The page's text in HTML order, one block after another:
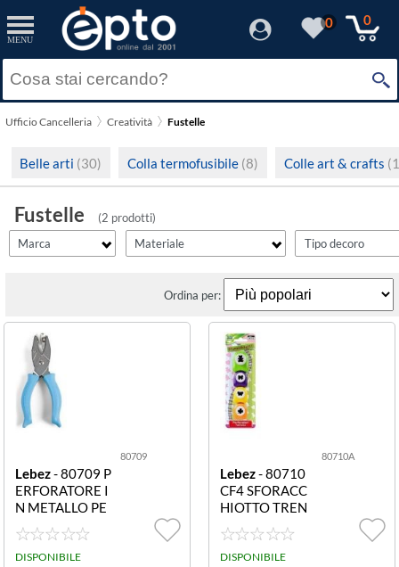
MENU
0 0
Ufficio Cancelleria Creatività Fustelle
Belle arti (30) Colla termofusibile (8) Colle art & crafts
Fustelle
(2 prodotti)
Marca
filter_id Resetta
Materiale
filtro2
Acciaio + Plastica
Resetta
Tipo decoro
filtro4 Resetta
filtro5 Resetta
filter_fprezzo
Prezzo minimo
Resetta
filter_adds
Solo Promozioni
Visualizza solo le Novità
Resetta
Ordina per:
80709
Lebez- 80709 P
ERFORATORE I
N METALLO PE
RFORATORE IN
METALLO CON
IMPUGNATUR
DISPONIBILE
80710A
Lebez- 80710
CF4 SFORACC
HIOTTO TREN
O IN BLISTER C
F4 SFORACCHI
OTTO TRENO I
DISPONIBILE